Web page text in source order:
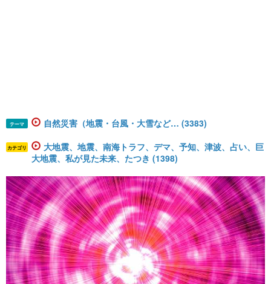
テーマ 自然災害（地震・台風・大雪など… (3383)
カテゴリ
大地震、地震、南海トラフ、デマ、予知、津波、占い、巨
大地震、私が見た未来、たつき (1398)